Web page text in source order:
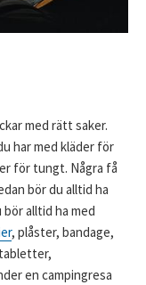
med rätt saker.
har med kläder för
för tungt. Några få
bör du alltid ha
alltid ha med
, plåster, bandage,
en campingresa